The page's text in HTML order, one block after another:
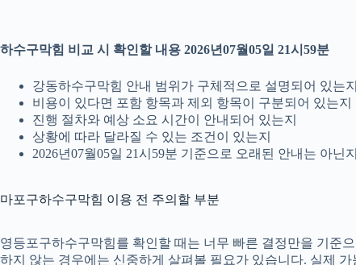
하수구막힘 비교 시 확인할 내용 2026년07월05일 21시59분
강동하수구막힘 안내 범위가 구체적으로 설명되어 있는지
비용이 있다면 포함 항목과 제외 항목이 구분되어 있는지
진행 절차와 예상 소요 시간이 안내되어 있는지
상황에 따라 달라질 수 있는 조건이 있는지
2026년07월05일 21시59분 기준으로 오래된 안내는 아닌
마포구하수구막힘 이용 전 주의할 부분
영등포구하수구막힘를 확인할 때는 너무 빠른 결정만을 기준
하지 않는 경우에는 신중하게 살펴볼 필요가 있습니다. 실제